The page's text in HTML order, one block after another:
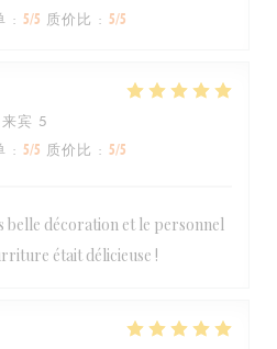
: 5/5 质价比 : 5/5
宾 5
: 5/5 质价比 : 5/5
décoration et le personnel
était délicieuse !